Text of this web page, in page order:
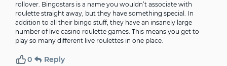
rollover. Bingostars is a name you wouldn’t associate with
roulette straight away, but they have something special. In
addition to all their bingo stuff, they have an insanely large
number of live casino roulette games. This means you get to
play so many different live roulettes in one place.
0 Reply